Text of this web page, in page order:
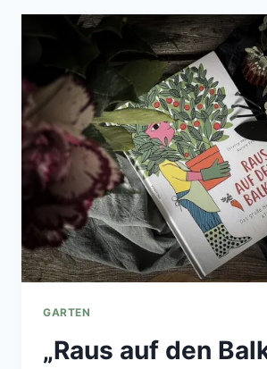
–
NACHHALTIG
GÄRTNERN
DEM
BALKON
GARTEN
„Raus auf den